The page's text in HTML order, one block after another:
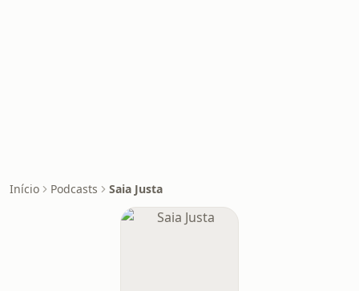
Início Podcasts Saia Justa